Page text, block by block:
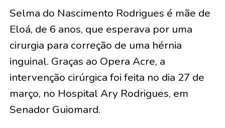
Selma do Nascimento Rodrigues é mãe de
Eloá, de 6 anos, que esperava por uma
cirurgia para correção de uma hérnia
inguinal. Graças ao Opera Acre, a
intervenção cirúrgica foi feita no dia 27 de
março, no Hospital Ary Rodrigues, em
Senador Guiomard.